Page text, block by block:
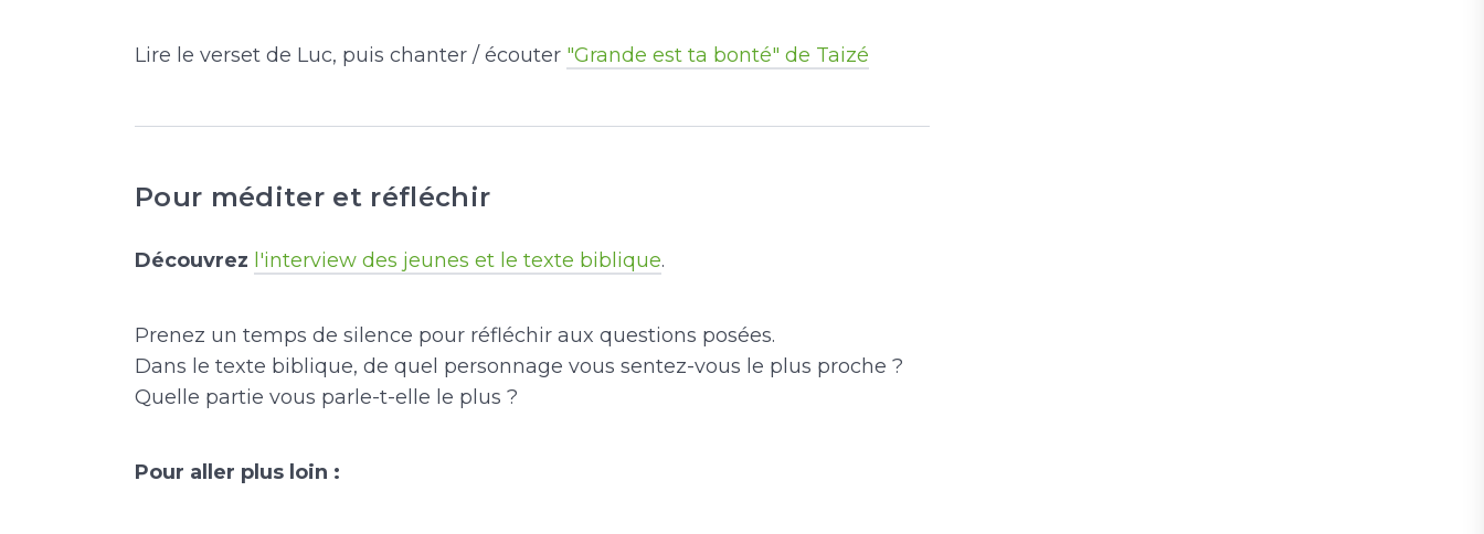
Lire le verset de Luc, puis chanter / écouter "Grande est ta bonté" de Taizé
Pour méditer et réfléchir
Découvrez l'interview des jeunes et le texte biblique.
Prenez un temps de silence pour réfléchir aux questions posées.
Dans le texte biblique, de quel personnage vous sentez-vous le plus proche ?
Quelle partie vous parle-t-elle le plus ?
Pour aller plus loin :